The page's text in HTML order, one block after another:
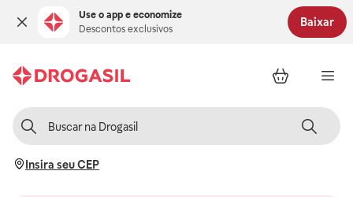
Use o app e economize
Descontos exclusivos
Baixar
Insira seu CEP